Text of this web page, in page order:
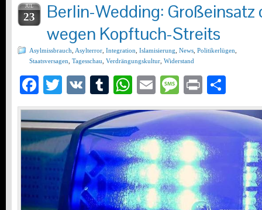
JUL
23
Berlin-Wedding: Großeinsatz
wegen Kopftuch-Streits
Asylmissbrauch Asylterror Integration Islamisierung News Politikerlügen
Staatsversagen Tagesschau Verdrängungskultur Widerstand
Facebook
Twitter
VK Tumblr
WhatsApp
EmailMessage
Print